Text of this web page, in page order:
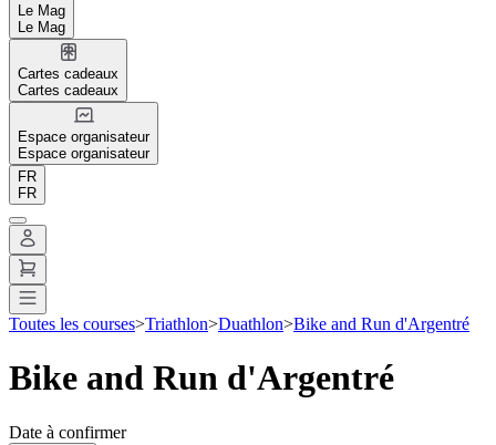
Le Mag
Le Mag
Cartes cadeaux
Cartes cadeaux
Espace organisateur
Espace organisateur
FR
FR
Toutes les courses>Triathlon>Duathlon>Bike and Run d'Argentré
Bike and Run d'Argentré
Date à confirmer